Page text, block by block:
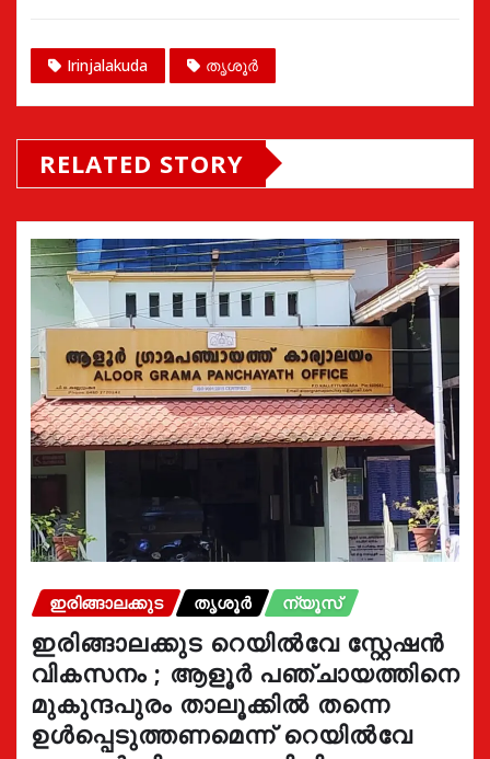
Irinjalakuda തൃശൂർ
RELATED STORY
ഇരിങ്ങാലക്കുട തൃശൂർ ന്യൂസ്
ഇരിങ്ങാലക്കുട റെയിൽവേ സ്റ്റേഷൻ
വികസനം ; ആളൂർ പഞ്ചായത്തിനെ
മുകുന്ദപുരം താലൂക്കിൽ തന്നെ
ഉൾപ്പെടുത്തണമെന്ന് റെയിൽവേ